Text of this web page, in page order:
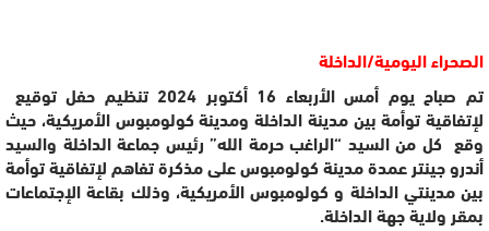
الصحراء اليومية/الداخلة
تم صباح يوم أمس الأربعاء 16 أكتوبر 2024 تنظيم حفل توقيع
لإتفاقية توأمة بين مدينة الداخلة ومدينة كولومبوس الأمريكية، حيث
وقع كل من السيد “الراغب حرمة الله” رئيس جماعة الداخلة والسيد
أندرو جينتر عمدة مدينة كولومبوس على مذكرة تفاهم لإتفاقية توأمة
بين مدينتي الداخلة و كولومبوس الأمريكية، وذلك بقاعة الإجتماعات
بمقر ولاية جهة الداخلة.